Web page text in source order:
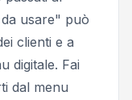
usare" può
clienti e a
digitale. Fai
dal menu